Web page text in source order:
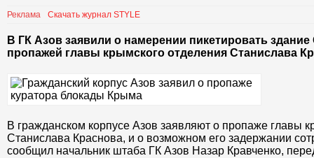
Реклама Скачать журнал STYLE
В ГК Азов заявили о намерении пикетировать
пропажей главы крымского отделения Станислава
В гражданском корпусе Азов заявляют о пропаже главы
Станислава Краснова, и о возможном его задержании
сообщил начальник штаба ГК Азов Назар Кравченко,